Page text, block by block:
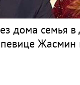
дома семья в
Жасмин